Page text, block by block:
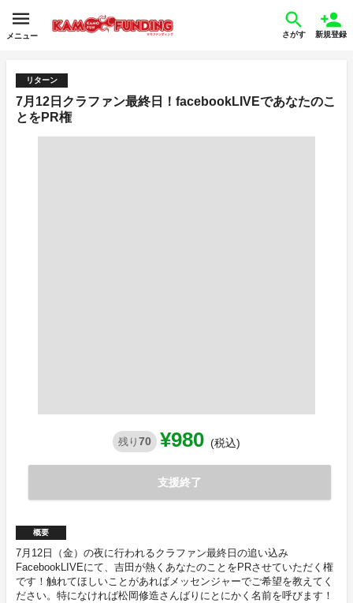
メニュー さがす 新規登録
リターン
7月12日クラファン最終日！facebookLIVEであなたのこ
とをPR権
残り 70 ¥980 (税込)
支援終了
概要
7月12日（金）の夜に行われるクラファン最終日の追い込み
FacebookLIVEにて、吉田が熱くあなたのことをPRさせていただく権
です！触れてほしいことがあればメッセンジャーでご希望を教えてく
ださい。特になければ松岡修造さんばりにとにかく名前を呼びます！